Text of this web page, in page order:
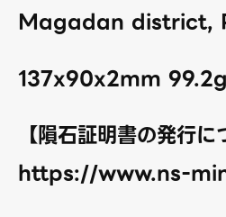
Magadan district,
137x90x2mm 99.2g
【隕石証明書の発行に
https://www.ns-